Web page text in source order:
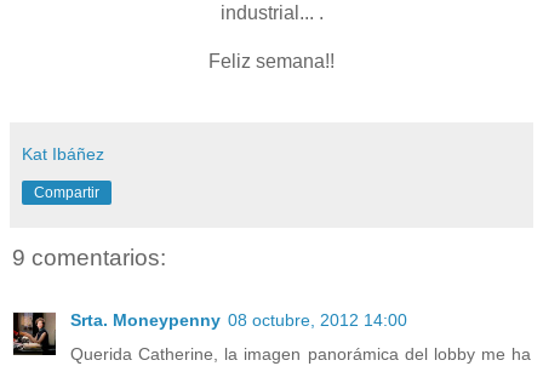
industrial... .
Feliz semana!!
Kat Ibáñez
Compartir
9 comentarios:
Srta. Moneypenny 08 octubre, 2012 14:00
Querida Catherine, la imagen panorámica del lobby me ha